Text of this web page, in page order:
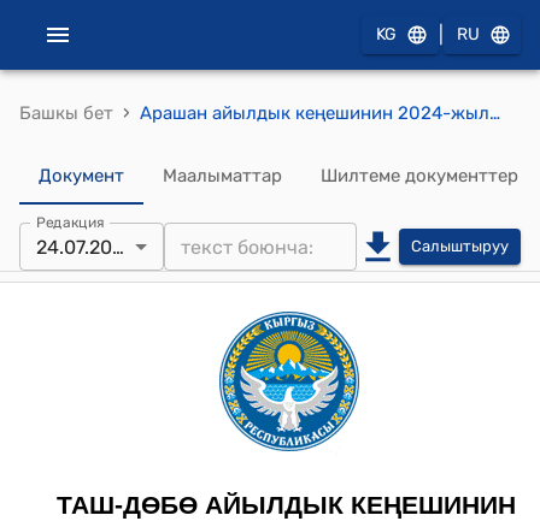
KG RU
Башкы бет › Арашан айылдык кеңешинин 2024-жылдын 24-июлундагы № 32 "Арашан айыл өкмөтүнө караштуу Таш-Дөбө айылында жайгашкан Ч.Айтматов атындагы маданият үйүнүн штатык таблицасын бекитүү жөнүндө" токтому
Документ Маалыматтар Шилтеме документтер
Редакция
24.07.2024 Салыштыруу